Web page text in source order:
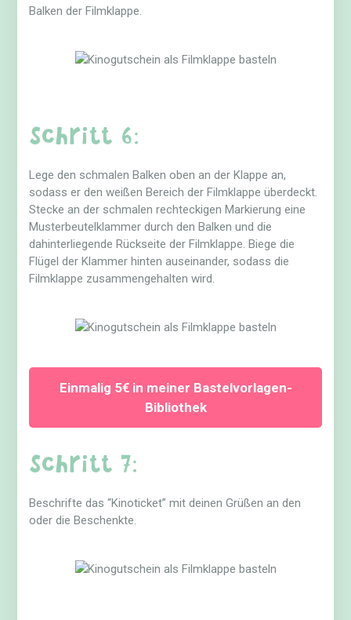
Balken der Filmklappe.
Schritt 6:
Lege den schmalen Balken oben an der Klappe an,
sodass er den weißen Bereich der Filmklappe überdeckt.
Stecke an der schmalen rechteckigen Markierung eine
Musterbeutelklammer durch den Balken und die
dahinterliegende Rückseite der Filmklappe. Biege die
Flügel der Klammer hinten auseinander, sodass die
Filmklappe zusammengehalten wird.
Einmalig 5€ in meiner Bastelvorlagen-
Bibliothek
Schritt 7:
Beschrifte das “Kinoticket” mit deinen Grüßen an den
oder die Beschenkte.